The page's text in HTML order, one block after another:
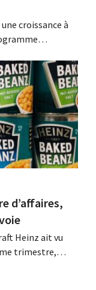
croissance à
devons saisir
d’affaires,
Heinz ait vu
trimestre,